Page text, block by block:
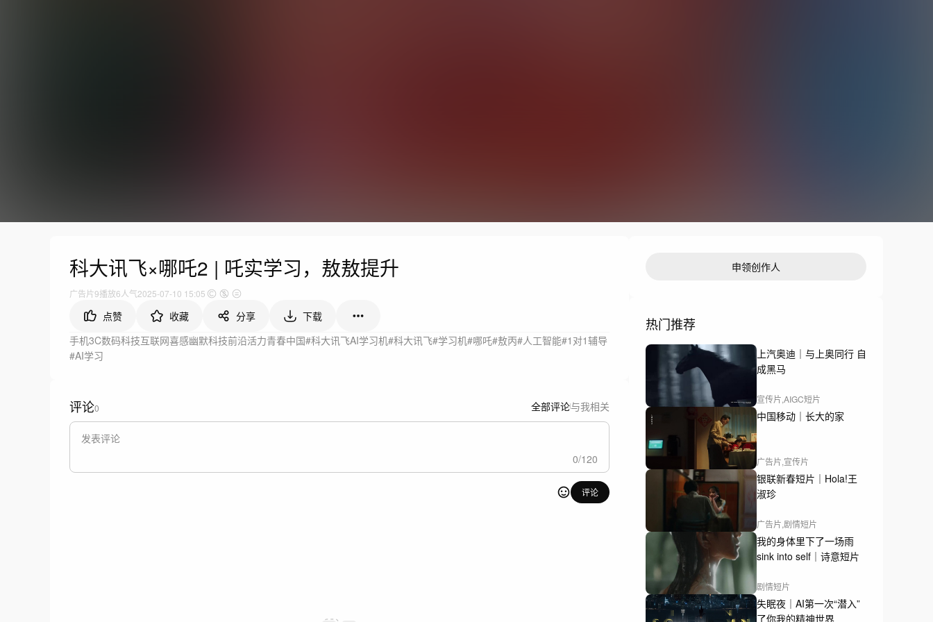
科大讯飞×哪吒2 | 吒实学习，敖敖提升
广告片9播放6人气2025-07-10 15:05
点赞 收藏 分享
下载
手机3C数码科技互联网喜感幽默科技前沿活力青春中国#科大讯飞AI学习机#科大讯飞#学习机#哪吒#敖丙#人工智能#1对1辅导
#AI学习
评论0 全部评论与我相关
0/120
评论
申领创作人
热门推荐
上汽奥迪｜与上奥同行 自
成黑马
宣传片,AIGC短片
中国移动｜长大的家
广告片,宣传片
银联新春短片｜Hola!王
淑珍
广告片,剧情短片
我的身体里下了一场雨
sink into self｜诗意短片
剧情短片
失眠夜｜AI第一次“潜入”
了你我的精神世界